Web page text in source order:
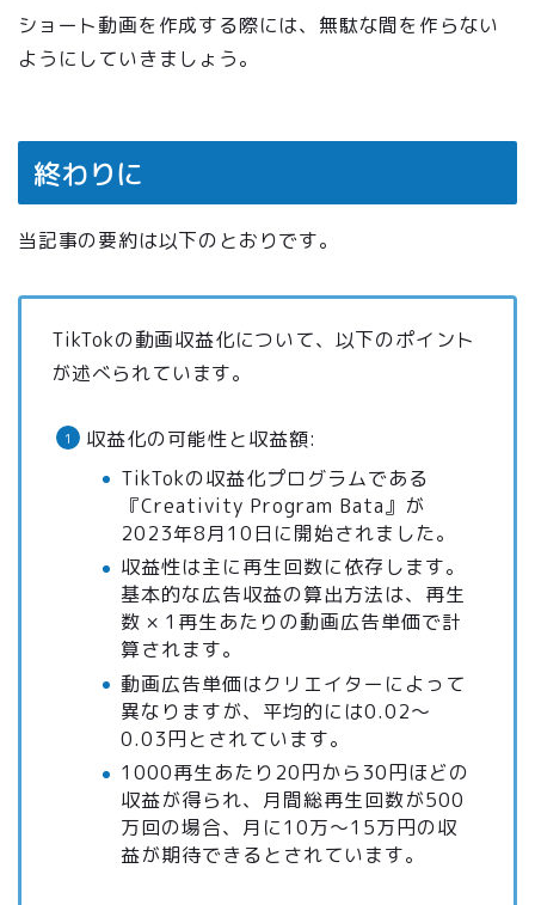
ショート動画を作成する際には、無駄な間を作らない
ようにしていきましょう。
終わりに
当記事の要約は以下のとおりです。
TikTokの動画収益化について、以下のポイント
が述べられています。
収益化の可能性と収益額:
TikTokの収益化プログラムである
『Creativity Program Bata』が
2023年8月10日に開始されました。
収益性は主に再生回数に依存します。
基本的な広告収益の算出方法は、再生
数 × 1再生あたりの動画広告単価で計
算されます。
動画広告単価はクリエイターによって
異なりますが、平均的には0.02～
0.03円とされています。
1000再生あたり20円から30円ほどの
収益が得られ、月間総再生回数が500
万回の場合、月に10万～15万円の収
益が期待できるとされています。